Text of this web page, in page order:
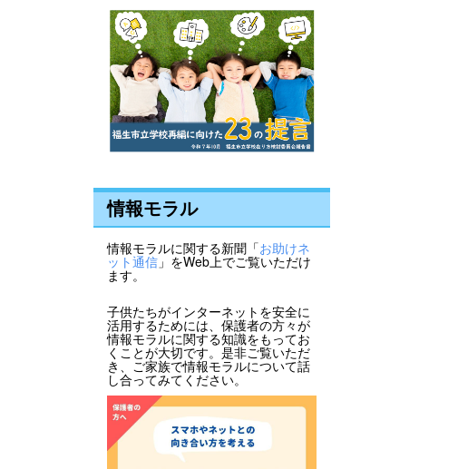
情報モラル
情報モラルに関する新聞「お助けネ
ット通信 」をWeb上でご覧いただけ
ます。
子供たちがインターネットを安全に
活用するためには、保護者の方々が
情報モラルに関する知識をもってお
くことが大切です。是非ご覧いただ
き、ご家族で情報モラルについて話
し合ってみてください。